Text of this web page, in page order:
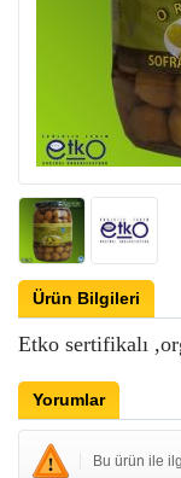
Ürün Bilgileri
Etko sertifikalı
Yorumlar
Bu ürün ile